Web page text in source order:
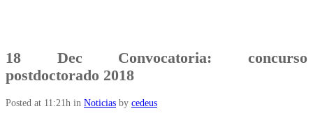
18 Dec Convocatoria: concurso
postdoctorado 2018
Posted at 11:21h in Noticias by cedeus